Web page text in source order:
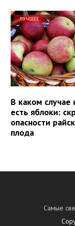
ЛУЧШЕЕ
В каком случае
есть яблоки:
опасности
плода
Самые